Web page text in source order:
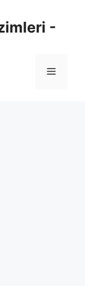
-
Menu